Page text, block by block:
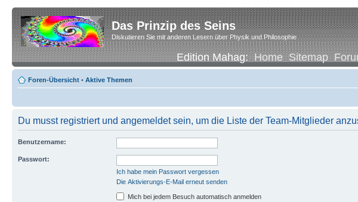
Das Prinzip des Seins
Diskutieren Sie mit anderen Lesern über Physik und Philosophie
Edition Mahag:Home Sitemap
Foren-Übersicht • Aktive Themen
Du musst registriert und angemeldet sein, um die Liste der Team-Mitglieder
Benutzername:
Passwort:
Ich habe mein Passwort vergessen
Die Aktivierungs-E-Mail erneut senden
Mich bei jedem Besuch automatisch anmelden